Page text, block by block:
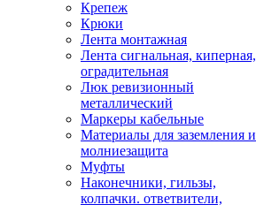
Крепеж
Крюки
Лента монтажная
Лента сигнальная, киперная,
оградительная
Люк ревизионный
металлический
Маркеры кабельные
Материалы для заземления и
молниезащита
Муфты
Наконечники, гильзы,
колпачки. ответвители,